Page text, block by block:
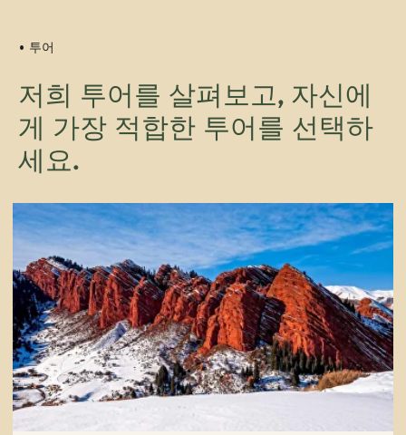
• 투어
저희 투어를 살펴보고, 자신에
게 가장 적합한 투어를 선택하
세요.
자세히 보기
기간: 6일
키르기스스탄 남부 지역
최적 시즌: 4월~9월
그룹: 4~6명